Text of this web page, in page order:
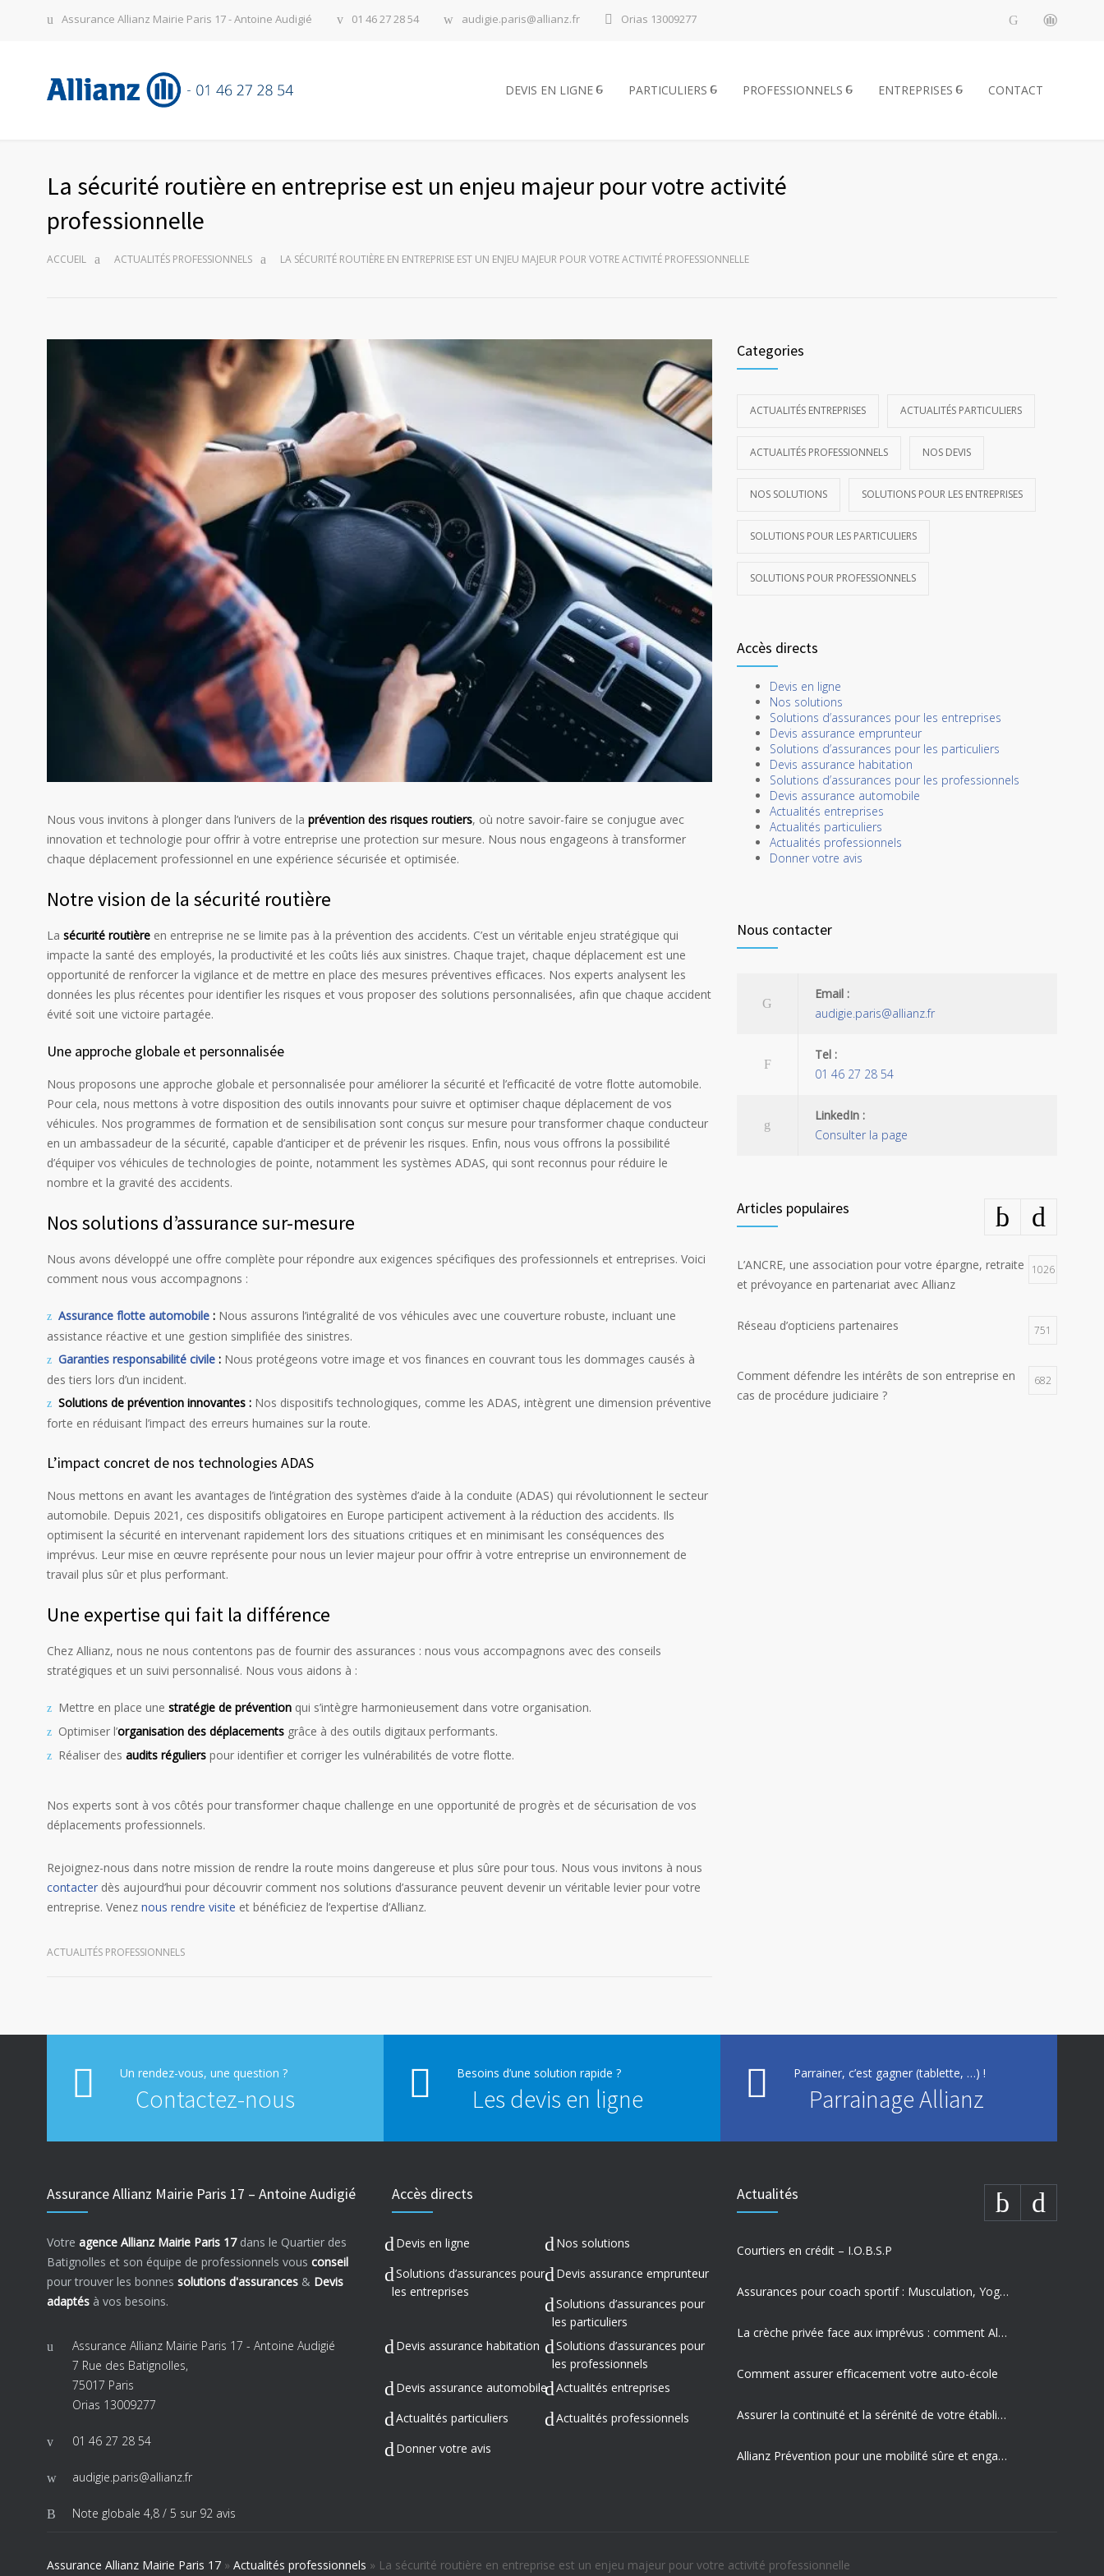
Assurance Allianz Mairie Paris 17 - Antoine Audigié 01 46 27 28 54 audigie.paris@allianz.fr Orias 13009277
DEVIS EN LIGNE PARTICULIERS PROFESSIONNELS ENTREPRISES CONTACT
La sécurité routière en entreprise est un enjeu majeur pour votre activité
professionnelle
ACCUEIL ACTUALITÉS PROFESSIONNELS LA SÉCURITÉ ROUTIÈRE EN ENTREPRISE EST UN ENJEU MAJEUR POUR VOTRE ACTIVITÉ PROFESSIONNELLE
Nous vous invitons à plonger dans l’univers de la prévention des risques routiers, où notre savoir-faire se conjugue avec
innovation et technologie pour offrir à votre entreprise une protection sur mesure. Nous nous engageons à transformer
chaque déplacement professionnel en une expérience sécurisée et optimisée.
Notre vision de la sécurité routière
La sécurité routière en entreprise ne se limite pas à la prévention des accidents. C’est un véritable enjeu stratégique qui
impacte la santé des employés, la productivité et les coûts liés aux sinistres. Chaque trajet, chaque déplacement est une
opportunité de renforcer la vigilance et de mettre en place des mesures préventives efficaces. Nos experts analysent les
données les plus récentes pour identifier les risques et vous proposer des solutions personnalisées, afin que chaque accident
évité soit une victoire partagée.
Une approche globale et personnalisée
Nous proposons une approche globale et personnalisée pour améliorer la sécurité et l’efficacité de votre flotte automobile.
Pour cela, nous mettons à votre disposition des outils innovants pour suivre et optimiser chaque déplacement de vos
véhicules. Nos programmes de formation et de sensibilisation sont conçus sur mesure pour transformer chaque conducteur
en un ambassadeur de la sécurité, capable d’anticiper et de prévenir les risques. Enfin, nous vous offrons la possibilité
d’équiper vos véhicules de technologies de pointe, notamment les systèmes ADAS, qui sont reconnus pour réduire le
nombre et la gravité des accidents.
Nos solutions d’assurance sur-mesure
Nous avons développé une offre complète pour répondre aux exigences spécifiques des professionnels et entreprises. Voici
comment nous vous accompagnons :
Assurance flotte automobile : Nous assurons l’intégralité de vos véhicules avec une couverture robuste, incluant une
assistance réactive et une gestion simplifiée des sinistres.
Garanties responsabilité civile : Nous protégeons votre image et vos finances en couvrant tous les dommages causés à
des tiers lors d’un incident.
Solutions de prévention innovantes : Nos dispositifs technologiques, comme les ADAS, intègrent une dimension préventive
forte en réduisant l’impact des erreurs humaines sur la route.
L’impact concret de nos technologies ADAS
Nous mettons en avant les avantages de l’intégration des systèmes d’aide à la conduite (ADAS) qui révolutionnent le secteur
automobile. Depuis 2021, ces dispositifs obligatoires en Europe participent activement à la réduction des accidents. Ils
optimisent la sécurité en intervenant rapidement lors des situations critiques et en minimisant les conséquences des
imprévus. Leur mise en œuvre représente pour nous un levier majeur pour offrir à votre entreprise un environnement de
travail plus sûr et plus performant.
Une expertise qui fait la différence
Chez Allianz, nous ne nous contentons pas de fournir des assurances : nous vous accompagnons avec des conseils
stratégiques et un suivi personnalisé. Nous vous aidons à :
Mettre en place une stratégie de prévention qui s’intègre harmonieusement dans votre organisation.
Optimiser l’organisation des déplacements grâce à des outils digitaux performants.
Réaliser des audits réguliers pour identifier et corriger les vulnérabilités de votre flotte.
Nos experts sont à vos côtés pour transformer chaque challenge en une opportunité de progrès et de sécurisation de vos
déplacements professionnels.
Rejoignez-nous dans notre mission de rendre la route moins dangereuse et plus sûre pour tous. Nous vous invitons à nous
contacter dès aujourd’hui pour découvrir comment nos solutions d’assurance peuvent devenir un véritable levier pour votre
entreprise. Venez nous rendre visite et bénéficiez de l’expertise d’Allianz.
ACTUALITÉS PROFESSIONNELS
Categories
ACTUALITÉS ENTREPRISES ACTUALITÉS PARTICULIERS
ACTUALITÉS PROFESSIONNELS NOS DEVIS
NOS SOLUTIONS SOLUTIONS POUR LES ENTREPRISES
SOLUTIONS POUR LES PARTICULIERS
SOLUTIONS POUR PROFESSIONNELS
Accès directs
Devis en ligne
Nos solutions
Solutions d’assurances pour les entreprises
Devis assurance emprunteur
Solutions d’assurances pour les particuliers
Devis assurance habitation
Solutions d’assurances pour les professionnels
Devis assurance automobile
Actualités entreprises
Actualités particuliers
Actualités professionnels
Donner votre avis
Nous contacter
Email :
audigie.paris@allianz.fr
Tel :
01 46 27 28 54
LinkedIn :
Consulter la page
Articles populaires
L’ANCRE, une association pour votre épargne, retraite
et prévoyance en partenariat avec Allianz
1026
Réseau d’opticiens partenaires 751
Comment défendre les intérêts de son entreprise en
cas de procédure judiciaire ?
682
Un rendez-vous, une question ?
Contactez-nous
Besoins d’une solution rapide ?
Les devis en ligne
Parrainer, c’est gagner (tablette, …) !
Parrainage Allianz
Assurance Allianz Mairie Paris 17 – Antoine Audigié
Votre agence Allianz Mairie Paris 17dans le Quartier des
Batignolles et son équipe de professionnels vous conseil
pour trouver les bonnes solutions d'assurances & Devis
adaptés à vos besoins.
Assurance Allianz Mairie Paris 17 - Antoine Audigié
7 Rue des Batignolles,
75017 Paris
Orias 13009277
01 46 27 28 54
audigie.paris@allianz.fr
Note globale 4,8 / 5 sur 92 avis
Accès directs
Devis en ligne
Nos solutions
Solutions d’assurances pour
les entreprises
Devis assurance emprunteur
Solutions d’assurances pour
les particuliers
Devis assurance habitation
Solutions d’assurances pour
les professionnels
Devis assurance automobile Actualités entreprises
Actualités particuliers
Actualités professionnels
Donner votre avis
Actualités
Courtiers en crédit – I.O.B.S.P
Assurances pour coach sportif : Musculation, Yoga et Équitation
La crèche privée face aux imprévus : comment Allianz protège vos missions les plus précieuses
Comment assurer efficacement votre auto-école
Assurer la continuité et la sérénité de votre établissement privé
Allianz Prévention pour une mobilité sûre et engagement sociétal
Assurance Allianz Mairie Paris 17 » Actualités professionnels » La sécurité routière en entreprise est un enjeu majeur pour votre activité professionnelle